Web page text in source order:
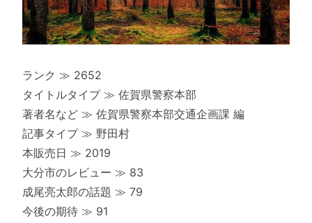
ランク ≫ 2652
タイトルタイプ ≫ 佐賀県警察本部
著者名など ≫ 佐賀県警察本部交通企画課 編
記事タイプ ≫ 野田村
本販売日 ≫ 2019
大分市のレビュー ≫ 83
成尾亮太郎の話題 ≫ 79
今後の期待 ≫ 91